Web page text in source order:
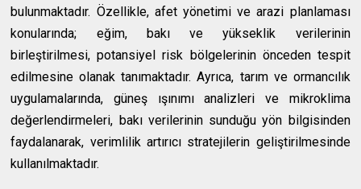
bulunmaktadır. Özellikle, afet yönetimi ve arazi planlaması
konularında; eğim, bakı ve yükseklik verilerinin
birleştirilmesi, potansiyel risk bölgelerinin önceden tespit
edilmesine olanak tanımaktadır. Ayrıca, tarım ve ormancılık
uygulamalarında, güneş ışınımı analizleri ve mikroklima
değerlendirmeleri, bakı verilerinin sunduğu yön bilgisinden
faydalanarak, verimlilik artırıcı stratejilerin geliştirilmesinde
kullanılmaktadır.